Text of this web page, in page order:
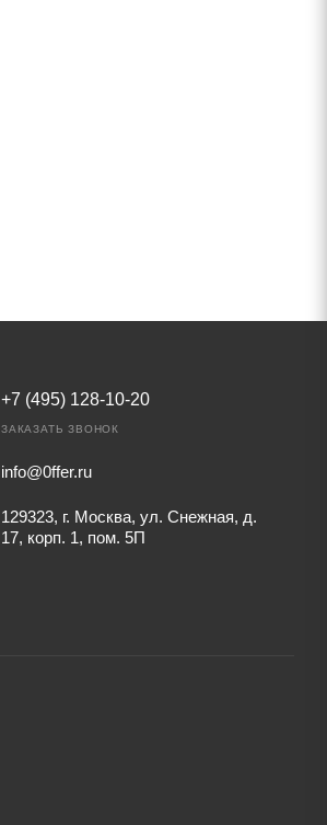
+7 (495) 128-10-20
ЗАКАЗАТЬ ЗВОНОК
info@0ffer.ru
129323, г. Москва, ул. Снежная, д.
17, корп. 1, пом. 5П